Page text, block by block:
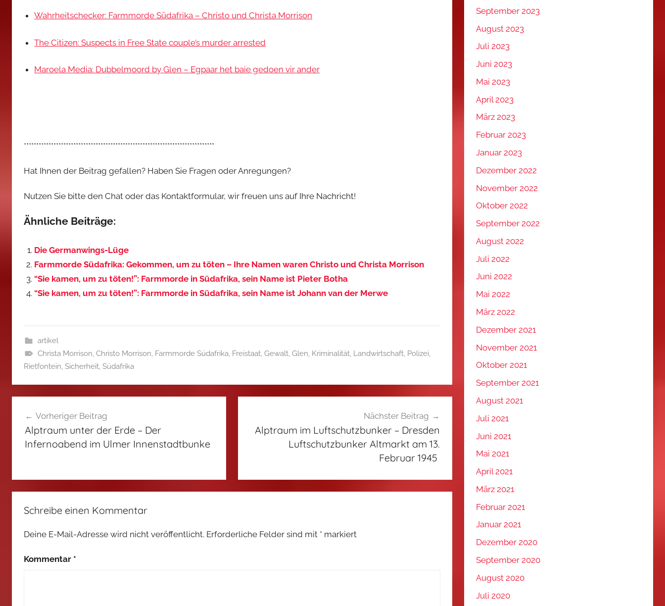
Wahrheitschecker: Farmmorde Südafrika – Christo und Christa Morrison
The Citizen: Suspects in Free State couple’s murder arrested
Maroela Media: Dubbelmoord by Glen – Egpaar het baie gedoen vir ander
*****************************************************************************
Hat Ihnen der Beitrag gefallen? Haben Sie Fragen oder Anregungen?
Nutzen Sie bitte den Chat oder das Kontaktformular, wir freuen uns auf Ihre Nachricht!
Ähnliche Beiträge:
Die Germanwings-Lüge
Farmmorde Südafrika: Gekommen, um zu töten – Ihre Namen waren Christo und Christa Morrison
“Sie kamen, um zu töten!”: Farmmorde in Südafrika, sein Name ist Pieter Botha
“Sie kamen, um zu töten!”: Farmmorde in Südafrika, sein Name ist Johann van der Merwe
artikel
Christa Morrison, Christo Morrison, Farmmorde Südafrika, Freistaat, Gewalt, Glen, Kriminalität, Landwirtschaft, Polizei,
Rietfontein, Sicherheit, Südafrika
Vorheriger Beitrag
Alptraum unter der Erde – Der
Infernoabend im Ulmer Innenstadtbunke
Nächster Beitrag
Alptraum im Luftschutzbunker – Dresden
Luftschutzbunker Altmarkt am 13.
Februar 1945
Schreibe einen Kommentar
Deine E-Mail-Adresse wird nicht veröffentlicht. Erforderliche Felder sind mit * markiert
Kommentar *
September 2023
August 2023
Juli 2023
Juni 2023
Mai 2023
April 2023
März 2023
Februar 2023
Januar 2023
Dezember 2022
November 2022
Oktober 2022
September 2022
August 2022
Juli 2022
Juni 2022
Mai 2022
März 2022
Dezember 2021
November 2021
Oktober 2021
September 2021
August 2021
Juli 2021
Juni 2021
Mai 2021
April 2021
März 2021
Februar 2021
Januar 2021
Dezember 2020
September 2020
August 2020
Juli 2020